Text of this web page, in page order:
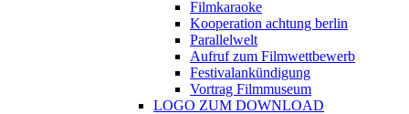
Filmkaraoke
Kooperation achtung berlin
Parallelwelt
Aufruf zum Filmwettbewerb
Festivalankündigung
Vortrag Filmmuseum
LOGO ZUM DOWNLOAD